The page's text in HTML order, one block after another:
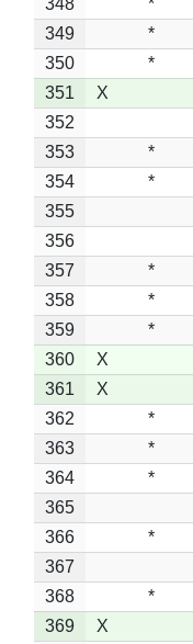
349
*
350
*
351
X
352
353
*
354
*
355
356
357
*
358
*
359
*
360
X
361
X
362
*
363
*
364
*
365
366
*
367
368
*
369
X